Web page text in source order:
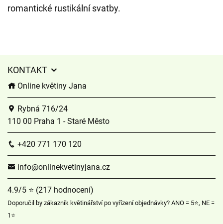
romantické rustikální svatby.
KONTAKT
Online květiny Jana
Rybná 716/24
110 00 Praha 1 - Staré Město
+420 771 170 120
info@onlinekvetinyjana.cz
4.9/5 ⭐ (217 hodnocení)
Doporučil by zákazník květinářství po vyřízení objednávky? ANO = 5⭐, NE =
1⭐